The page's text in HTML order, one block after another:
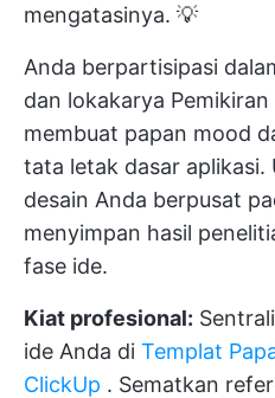
mengatasinya. 💡
Anda berpartisipasi
dan lokakarya
membuat papan mood
tata letak dasar aplikasi.
desain Anda berpusat
menyimpan hasil
fase ide.
Kiat profesional:
ide Anda di Templat
ClickUp . Sematkan